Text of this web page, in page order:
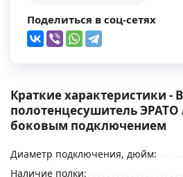
Поделиться в соц-сетях
Краткие характеристики -
полотенцесушитель ЭРАТО
боковым подключением
Диаметр подключения, дюйм:
Наличие полки: